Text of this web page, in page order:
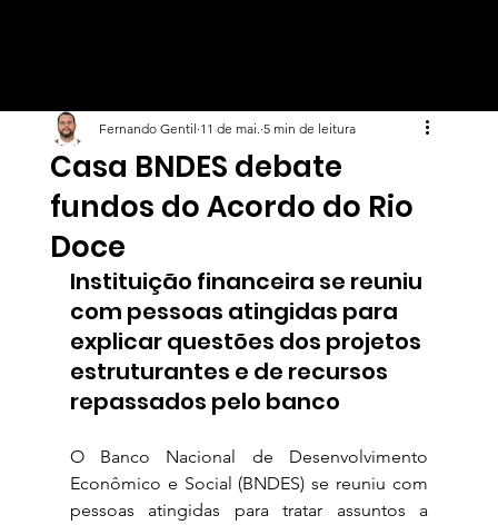
Casa BNDES debate
fundos do Acordo do Rio
Doce
Fernando Gentil 11 de mai. 5 min de leitura
Instituição financeira se reuniu
com pessoas atingidas para
explicar questões dos projetos
estruturantes e de recursos
repassados pelo banco
O Banco Nacional de Desenvolvimento
Econômico e Social (BNDES) se reuniu com
pessoas atingidas para tratar assuntos a